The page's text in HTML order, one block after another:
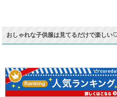
おしゃれな子供服は見てるだけで楽しい